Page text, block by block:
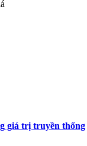
giá trị truyền thống